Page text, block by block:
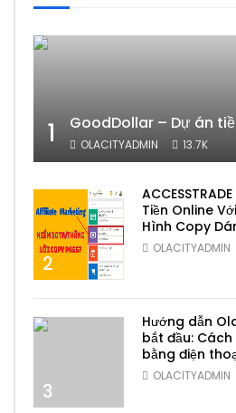
1 OLACITYADMIN 13.7K
2
Tiền Online
Hình Copy
OLACITYADMIN
3
Hướng dẫn
bắt đầu:
bằng điện
OLACITYADMIN